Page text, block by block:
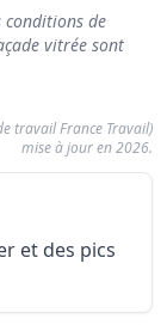
conditions de
vitrée sont
travail France Travail)
mise à jour en 2026.
Résumé des
Travail
En
Poseur
et des pics